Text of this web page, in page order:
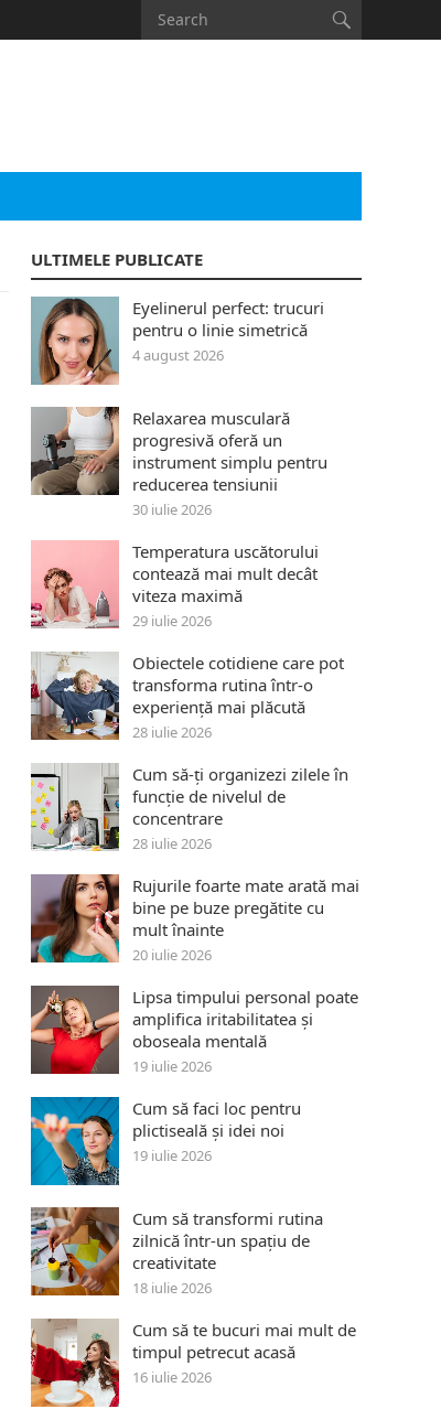
ULTIMELE PUBLICATE
Eyelinerul perfect: trucuri
pentru o linie simetrică
4 august 2026
Relaxarea musculară
progresivă oferă un
instrument simplu pentru
reducerea tensiunii
30 iulie 2026
Temperatura uscătorului
contează mai mult decât
viteza maximă
29 iulie 2026
Obiectele cotidiene care pot
transforma rutina într-o
experiență mai plăcută
28 iulie 2026
Cum să-ți organizezi zilele în
funcție de nivelul de
concentrare
28 iulie 2026
Rujurile foarte mate arată mai
bine pe buze pregătite cu
mult înainte
20 iulie 2026
Lipsa timpului personal poate
amplifica iritabilitatea și
oboseala mentală
19 iulie 2026
Cum să faci loc pentru
plictiseală și idei noi
19 iulie 2026
Cum să transformi rutina
zilnică într-un spațiu de
creativitate
18 iulie 2026
Cum să te bucuri mai mult de
timpul petrecut acasă
16 iulie 2026